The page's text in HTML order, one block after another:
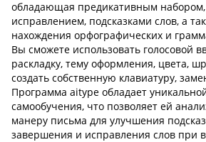
обладающая предикативным набором,
исправлением, подсказками слов, а
нахождения орфографических и
Вы сможете использовать голосовой
раскладку, тему оформления, цвета,
создать собственную клавиатуру,
Программа aitype обладает
самообучения, что позволяет ей
манеру письма для улучшения
завершения и исправления слов при